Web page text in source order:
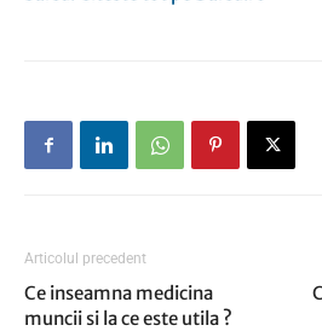
Articolul precedent
Ce inseamna medicina
muncii si la ce este utila ?